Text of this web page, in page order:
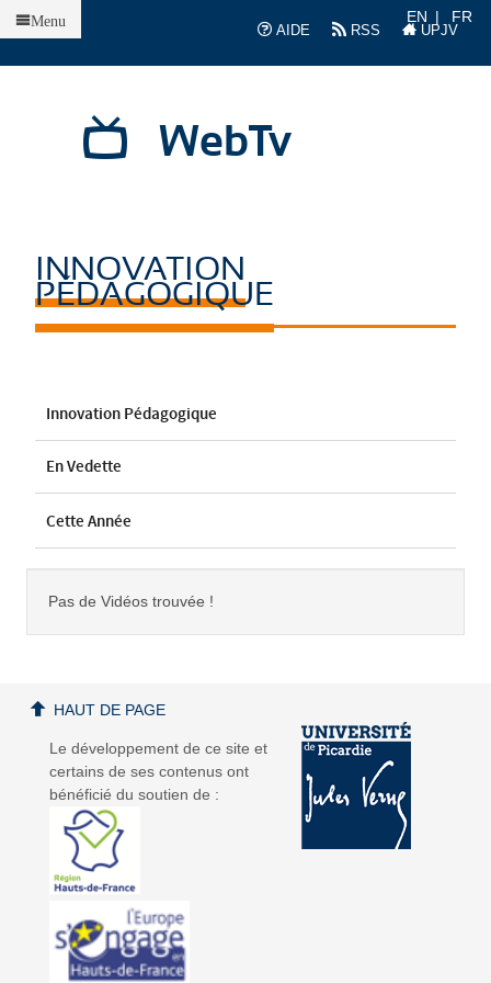
AIDE
RSS UPJV
EN FR
WebTv
Menu
INNOVATION
PÉDAGOGIQUE
Innovation Pédagogique
En Vedette
Cette Année
Pas de Vidéos trouvée !
Le développement de ce site et
certains de ses contenus ont
bénéficié du soutien de :
HAUT DE PAGE